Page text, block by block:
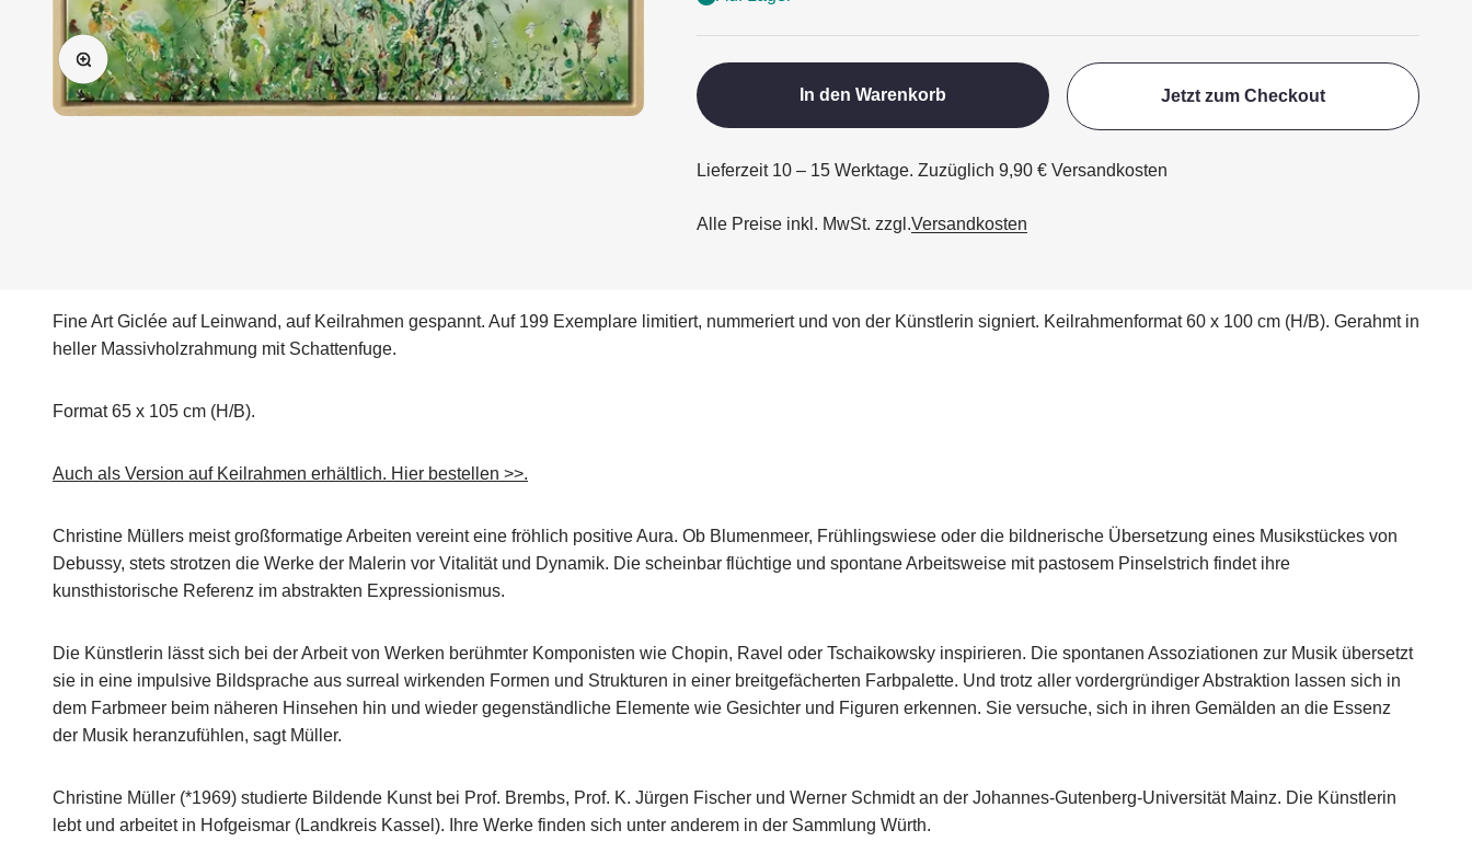
Bild vergrößern
In den Warenkorb Jetzt zum Checkout
Lieferzeit 10 – 15 Werktage. Zuzüglich 9,90 € Versandkosten
Alle Preise inkl. MwSt. zzgl.Versandkosten
Fine Art Giclée auf Leinwand, auf Keilrahmen gespannt. Auf 199 Exemplare limitiert, nummeriert und von der Künstlerin signiert. Keilrahmenformat 60 x 100 cm (H/B). Gerahmt in
heller Massivholzrahmung mit Schattenfuge.
Format 65 x 105 cm (H/B).
Auch als Version auf Keilrahmen erhältlich. Hier bestellen >>.
Christine Müllers meist großformatige Arbeiten vereint eine fröhlich positive Aura. Ob Blumenmeer, Frühlingswiese oder die bildnerische Übersetzung eines Musikstückes von
Debussy, stets strotzen die Werke der Malerin vor Vitalität und Dynamik. Die scheinbar flüchtige und spontane Arbeitsweise mit pastosem Pinselstrich findet ihre
kunsthistorische Referenz im abstrakten Expressionismus.
Die Künstlerin lässt sich bei der Arbeit von Werken berühmter Komponisten wie Chopin, Ravel oder Tschaikowsky inspirieren. Die spontanen Assoziationen zur Musik übersetzt
sie in eine impulsive Bildsprache aus surreal wirkenden Formen und Strukturen in einer breitgefächerten Farbpalette. Und trotz aller vordergründiger Abstraktion lassen sich in
dem Farbmeer beim näheren Hinsehen hin und wieder gegenständliche Elemente wie Gesichter und Figuren erkennen. Sie versuche, sich in ihren Gemälden an die Essenz
der Musik heranzufühlen, sagt Müller.
Christine Müller (*1969) studierte Bildende Kunst bei Prof. Brembs, Prof. K. Jürgen Fischer und Werner Schmidt an der Johannes-Gutenberg-Universität Mainz. Die Künstlerin
lebt und arbeitet in Hofgeismar (Landkreis Kassel). Ihre Werke finden sich unter anderem in der Sammlung Würth.